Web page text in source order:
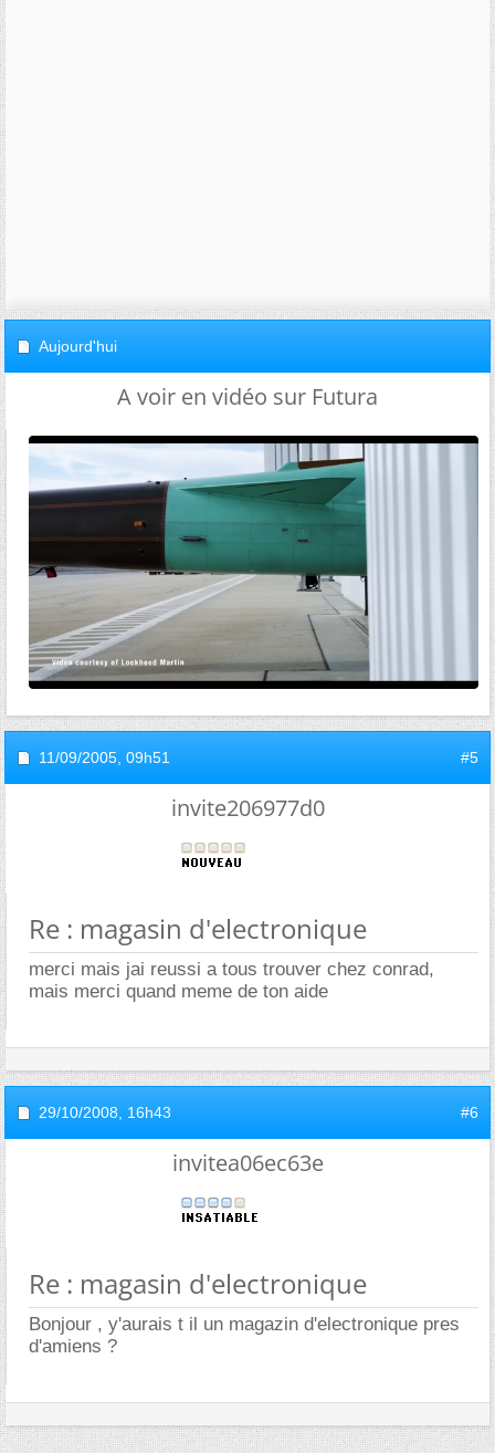
Aujourd'hui
A voir en vidéo sur Futura
11/09/2005, 09h51 #5
invite206977d0
Re : magasin d'electronique
merci mais jai reussi a tous trouver chez conrad,
mais merci quand meme de ton aide
29/10/2008, 16h43 #6
invitea06ec63e
Re : magasin d'electronique
Bonjour , y'aurais t il un magazin d'electronique pres
d'amiens ?